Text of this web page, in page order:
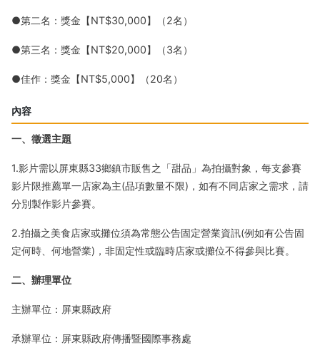
●第二名：獎金【NT$30,000】（2名）
●第三名：獎金【NT$20,000】（3名）
●佳作：獎金【NT$5,000】（20名）
內容
一、徵選主題
1.影片需以屏東縣33鄉鎮市販售之「甜品」為拍攝對象，每支參賽
影片限推薦單一店家為主(品項數量不限)，如有不同店家之需求，請
分別製作影片參賽。
2.拍攝之美食店家或攤位須為常態公告固定營業資訊(例如有公告固
定何時、何地營業)，非固定性或臨時店家或攤位不得參與比賽。
二、辦理單位
主辦單位：屏東縣政府
承辦單位：屏東縣政府傳播暨國際事務處